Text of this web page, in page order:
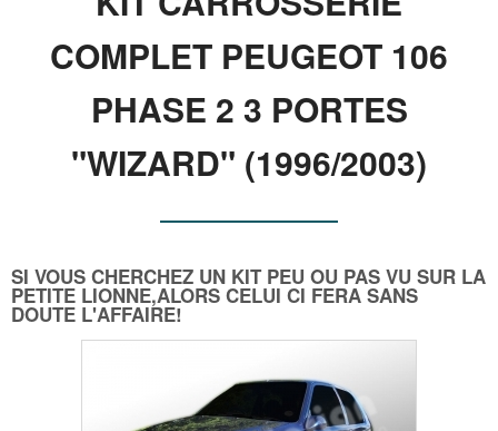
COMPLET PEUGEOT 106
PHASE 2 3 PORTES
"WIZARD" (1996/2003)
SI VOUS CHERCHEZ UN KIT PEU OU PAS VU SUR LA
PETITE LIONNE,ALORS CELUI CI FERA SANS
DOUTE L'AFFAIRE!